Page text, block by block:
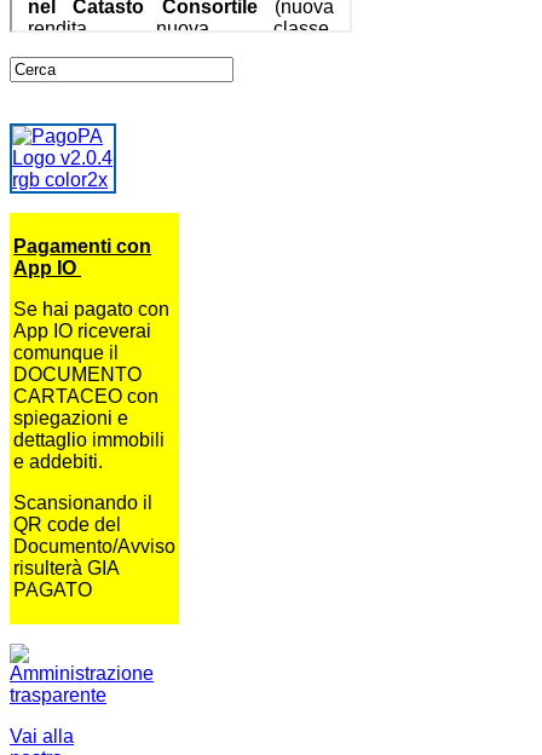
Pagamenti con
App IO
Se hai pagato con
App IO riceverai
comunque il
DOCUMENTO
CARTACEO con
spiegazioni e
dettaglio immobili
e addebiti.
Scansionando il
QR code del
Documento/Avviso
risulterà GIA
PAGATO
Vai alla